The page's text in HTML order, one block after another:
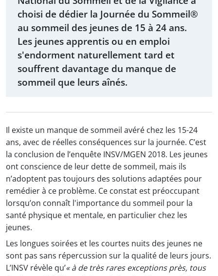
choisi de dédier la Journée du Sommeil®
au sommeil des jeunes de 15 à 24 ans.
Les jeunes apprentis ou en emploi
s'endorment naturellement tard et
souffrent davantage du manque de
sommeil que leurs aînés.
Il existe un manque de sommeil avéré chez les 15-24
ans, avec de réelles conséquences sur la journée. C’est
la conclusion de l’enquête INSV/MGEN 2018. Les jeunes
ont conscience de leur dette de sommeil, mais ils
n’adoptent pas toujours des solutions adaptées pour
remédier à ce problème. Ce constat est préoccupant
lorsqu’on connaît l'importance du sommeil pour la
santé physique et mentale, en particulier chez les
jeunes.
Les longues soirées et les courtes nuits des jeunes ne
sont pas sans répercussion sur la qualité de leurs jours.
L’INSV révèle qu’« à de très rares exceptions près, tous